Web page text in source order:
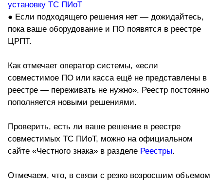
установку ТС ПИоТ
● Если подходящего решения нет — дожидайтесь,
пока ваше оборудование и ПО появятся в реестре
ЦРПТ.
Как отмечает оператор системы, «если
совместимое ПО или касса ещё не представлены в
реестре — переживать не нужно». Реестр постоянно
пополняется новыми решениями.
Проверить, есть ли ваше решение в реестре
совместимых ТС ПИоТ, можно на официальном
сайте «Честного знака» в разделе Реестры.
Отмечаем, что, в связи с резко возросшим объемом